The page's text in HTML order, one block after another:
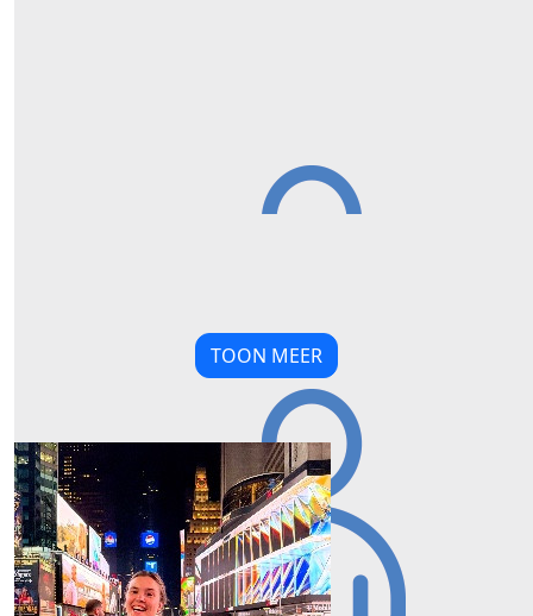
Dat doe je reuze goed Lou in de mooiste stad van
Guus En Jimmy
Goed bezig Lou. Succes!!! X
€101,19
TOON MEER
Our Team Members